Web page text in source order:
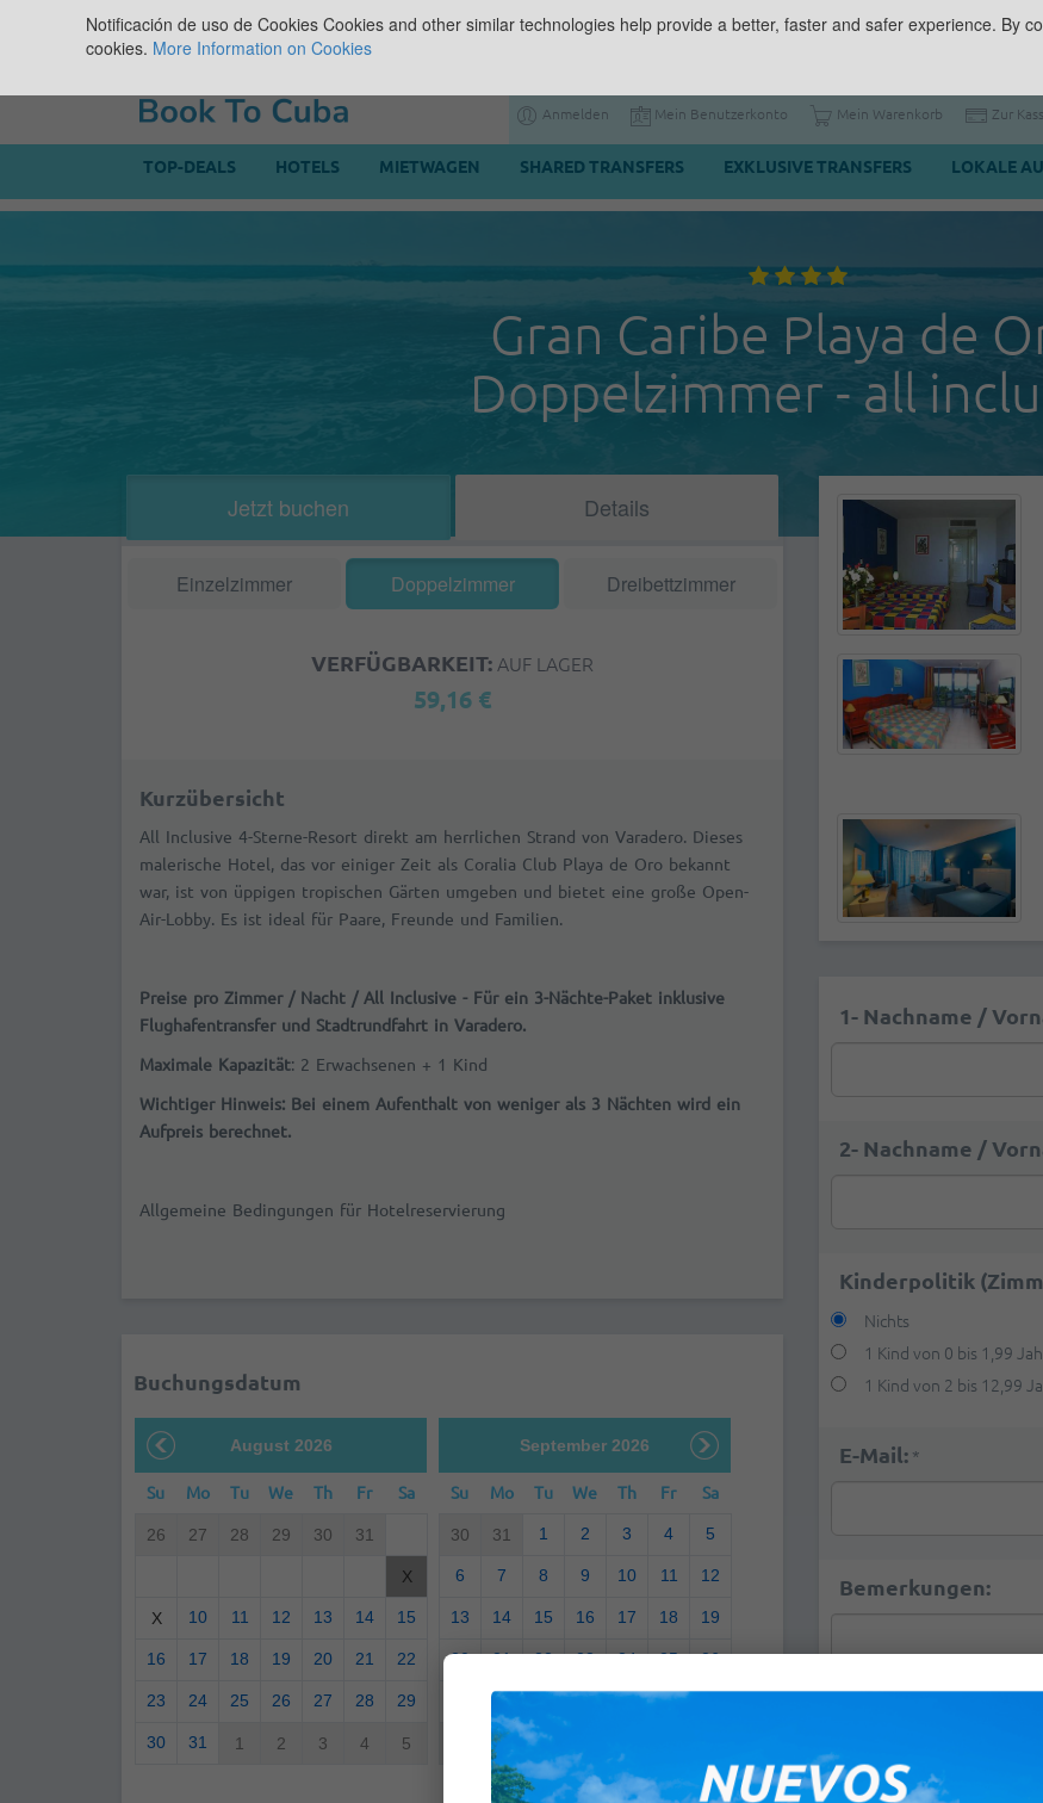
Anmelden Mein Benutzerkonto Mein Warenkorb Zur
TOP-DEALS HOTELS MIETWAGEN SHARED TRANSFERS EXKLUSIVE TRANSFERS LOKALE
Gran Caribe Playa de
Doppelzimmer - all
Jetzt buchen Details
Einzelzimmer Doppelzimmer Dreibettzimmer
VERFÜGBARKEIT: AUF LAGER
59,16 €
Kurzübersicht
All Inclusive 4-Sterne-Resort direkt am herrlichen Strand von Varadero. Dieses
malerische Hotel, das vor einiger Zeit als Coralia Club Playa de Oro bekannt
war, ist von üppigen tropischen Gärten umgeben und bietet eine große Open-
Air-Lobby. Es ist ideal für Paare, Freunde und Familien.
Preise pro Zimmer / Nacht / All Inclusive - Für ein 3-Nächte-Paket inklusive
Flughafentransfer und Stadtrundfahrt in Varadero.
Maximale Kapazität: 2 Erwachsenen + 1 Kind
Wichtiger Hinweis: Bei einem Aufenthalt von weniger als 3 Nächten wird ein
Aufpreis berechnet.
Allgemeine Bedingungen für Hotelreservierung
Buchungsdatum
August 2026
Su Mo Tu We Th Fr Sa
26 27 28 29 30 31
X
X 10 11 12 13 14 15
16 17 18 19 20 21 22
23 24 25 26 27 28 29
30 31 1 2 3 4 5
September 2026
Su Mo Tu We Th Fr Sa
30 31 1 2 3 4 5
6 7 8 9 10 11 12
13 14 15 16 17 18 19
20 21 22 23 24 25 26
28 30 1 2
5 6
1- Nachname /
2- Nachname /
Kinderpolitik
Nichts
1 Kind von 0 bis 1,99
1 Kind von 2 bis 12,99
E-Mail: *
Bemerkungen:
Notificación de uso de Cookies Cookies and other similar technologies help provide a better, faster and safer experience. By
cookies. More Information on Cookies